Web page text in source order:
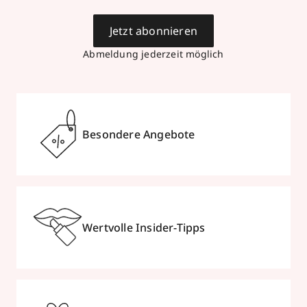
Abmeldung jederzeit möglich
Jetzt abonnieren
Besondere Angebote
Wertvolle Insider-Tipps